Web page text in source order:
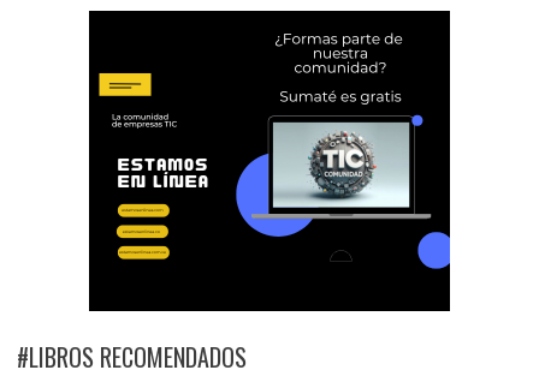
#LIBROS RECOMENDADOS